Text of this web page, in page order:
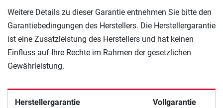
Weitere Details zu dieser Garantie entnehmen Sie bitte den
Garantiebedingungen des Herstellers. Die Herstellergarantie
ist eine Zusatzleistung des Herstellers und hat keinen
Einfluss auf Ihre Rechte im Rahmen der gesetzlichen
Gewährleistung.
Herstellergarantie Vollgarantie